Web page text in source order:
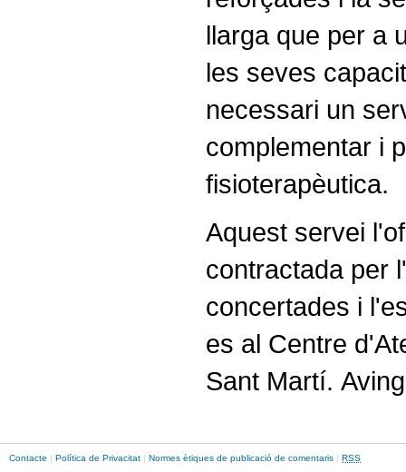
llarga que per a
les seves
necessari un
complementar i
fisioterapèutica.
Aquest servei
contractada per
concertades i
es al Centre
Sant Martí.
Contacte | Política de Privacitat | Normes ètiques de publicació de comentaris | RSS